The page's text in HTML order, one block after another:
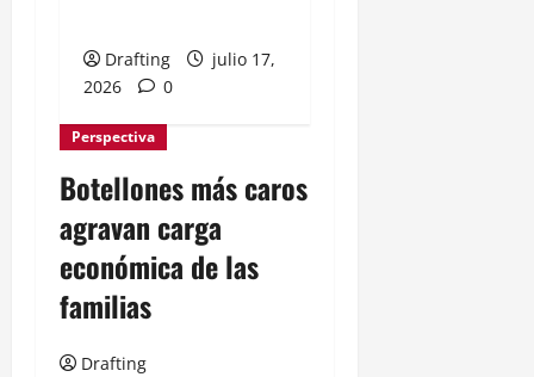
Perspectiva
Botellones más caros
agravan carga
económica de las
familias
Drafting
Drafting
julio 17,
2026
0